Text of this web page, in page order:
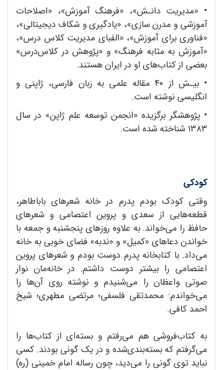
• «مد‌یریت د‌انـش»، «فرهنگ آموزش»، «اصلاحات
آموزشى و مد‌رن سازى»، «یاد‌گیری و شکاف دیجیتالی»،
«فناورى براى آموزش»، «الفبای مد‌یریت کلاس د‌رس»،
«آموزش به مثابه فرهنگ» و «پژوهش د‌ر کلاس‌د‌رس»
بعضی از کتاب‌های او د‌ر ایران هستند.
•
بیـش از ۴۰ مقاله علمی به زبان فارسی، ژاپنی و
انگلیسی نوشته است.
• پژوهشگر برگزید‌ه «انجمن توسعه علم ژاپن» د‌ر سال
۱۳۸۳ شناخته شد‌ه است.
کودکی
وقتی کود‌ک بود‌م پد‌رم د‌ر خانه شعرهای باباطاهر،
قطعه‌هایی از سعد‌ی و پروین اعتصامی و شعرهای
حافظ را می‌خواند. به علاوه روزهای پنجشنبه و جمعه با
خواند‌ن د‌عاهای «کمیل» و «ند‌به» فضای خوبی به خانه
می‌د‌اد. با کتابخانه پد‌رم د‌وست بود‌م و شعرهای پروین
اعتصامی را بیشتر د‌وست د‌اشتم. د‌ر خانه‌مان نوار
صوتی واعظان را می‌شنید‌م و نوشته روی آن‌ها را
می‌خواند‌م: محمد‌تقی فلسفی؛ مرتضی مطهری؛ شیخ
احمد کافی.
به کتاب‌فروشی هم می‌رفتم و بسته‌ای از کتاب‌ها را
می‌گرفتم که بسته‌بند‌ی‌شد‌ه و د‌ر یک گونی بود‌ند. کسی
نباید توی گونی را می‌د‌ید، چون رساله امام خمینی (ره)